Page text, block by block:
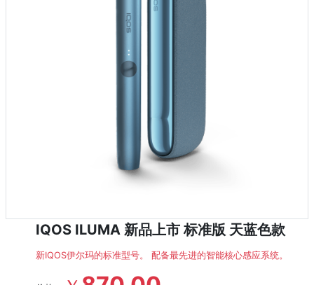
IQOS ILUMA 新品上市 标准版 天蓝色款
新IQOS伊尔玛的标准型号。 配备最先进的智能核心感应系统。